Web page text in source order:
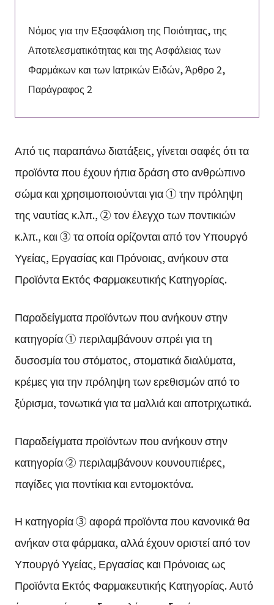
Νόμος για την Εξασφάλιση της Ποιότητας, της
Αποτελεσματικότητας και της Ασφάλειας των
Φαρμάκων και των Ιατρικών Ειδών, Άρθρο 2,
Παράγραφος 2
Από τις παραπάνω διατάξεις, γίνεται σαφές ότι τα
προϊόντα που έχουν ήπια δράση στο ανθρώπινο
σώμα και χρησιμοποιούνται για ① την πρόληψη
της ναυτίας κ.λπ., ② τον έλεγχο των ποντικιών
κ.λπ., και ③ τα οποία ορίζονται από τον Υπουργό
Υγείας, Εργασίας και Πρόνοιας, ανήκουν στα
Προϊόντα Εκτός Φαρμακευτικής Κατηγορίας.
Παραδείγματα προϊόντων που ανήκουν στην
κατηγορία ① περιλαμβάνουν σπρέι για τη
δυσοσμία του στόματος, στοματικά διαλύματα,
κρέμες για την πρόληψη των ερεθισμών από το
ξύρισμα, τονωτικά για τα μαλλιά και αποτριχωτικά.
Παραδείγματα προϊόντων που ανήκουν στην
κατηγορία ② περιλαμβάνουν κουνουπιέρες,
παγίδες για ποντίκια και εντομοκτόνα.
Η κατηγορία ③ αφορά προϊόντα που κανονικά θα
ανήκαν στα φάρμακα, αλλά έχουν οριστεί από τον
Υπουργό Υγείας, Εργασίας και Πρόνοιας ως
Προϊόντα Εκτός Φαρμακευτικής Κατηγορίας. Αυτό